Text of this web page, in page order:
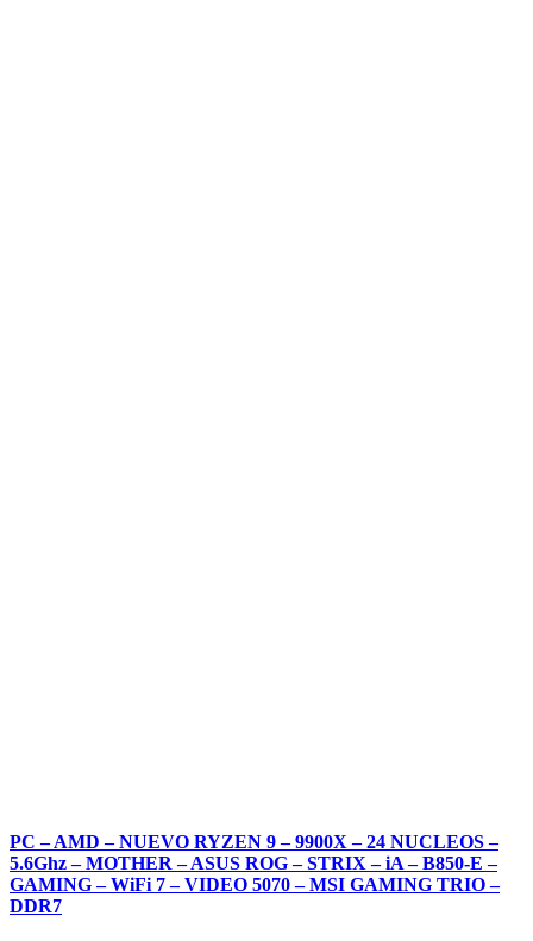
PC – AMD – NUEVO RYZEN 9 – 9900X – 24 NUCLEOS –
5.6Ghz – MOTHER – ASUS ROG – STRIX – iA – B850-E –
GAMING – WiFi 7 – VIDEO 5070 – MSI GAMING TRIO –
DDR7